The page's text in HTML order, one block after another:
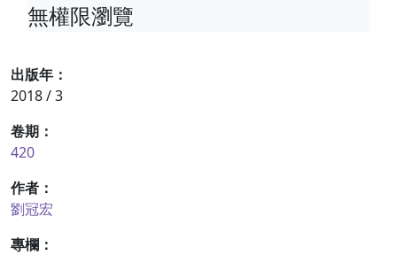
出版年：
2018 / 3
卷期：
420
作者：
劉冠宏
專欄：
無權限瀏覽